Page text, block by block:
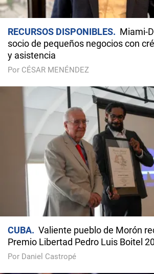
RECURSOS DISPONIBLES
Miami-
socio de pequeños negocios con
y asistencia
Por CÉSAR MENÉNDEZ
CUBA
Valiente pueblo de Morón
Premio Libertad Pedro Luis Boitel
Por Daniel Castropé